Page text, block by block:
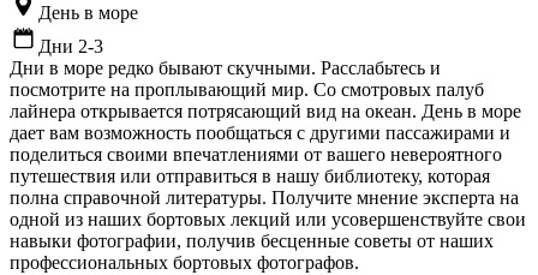
День в море
Дни 2-3
Дни в море редко бывают скучными. Расслабьтесь и
посмотрите на проплывающий мир. Со смотровых палуб
лайнера открывается потрясающий вид на океан. День в море
дает вам возможность пообщаться с другими пассажирами и
поделиться своими впечатлениями от вашего невероятного
путешествия или отправиться в нашу библиотеку, которая
полна справочной литературы. Получите мнение эксперта на
одной из наших бортовых лекций или усовершенствуйте свои
навыки фотографии, получив бесценные советы от наших
профессиональных бортовых фотографов.